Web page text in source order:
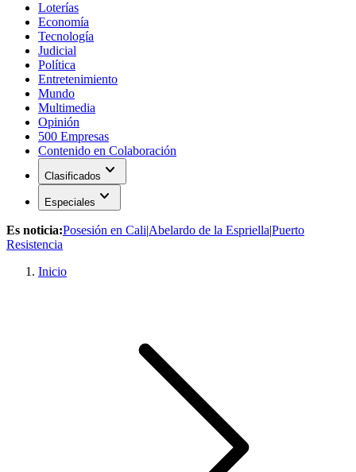
Loterías
Economía
Tecnología
Judicial
Política
Entretenimiento
Mundo
Multimedia
Opinión
500 Empresas
Contenido en Colaboración
Clasificados expand_more
Especiales expand_more
Es noticia:Posesión en Cali|Abelardo de la Espriella|Puerto
Resistencia
Inicio